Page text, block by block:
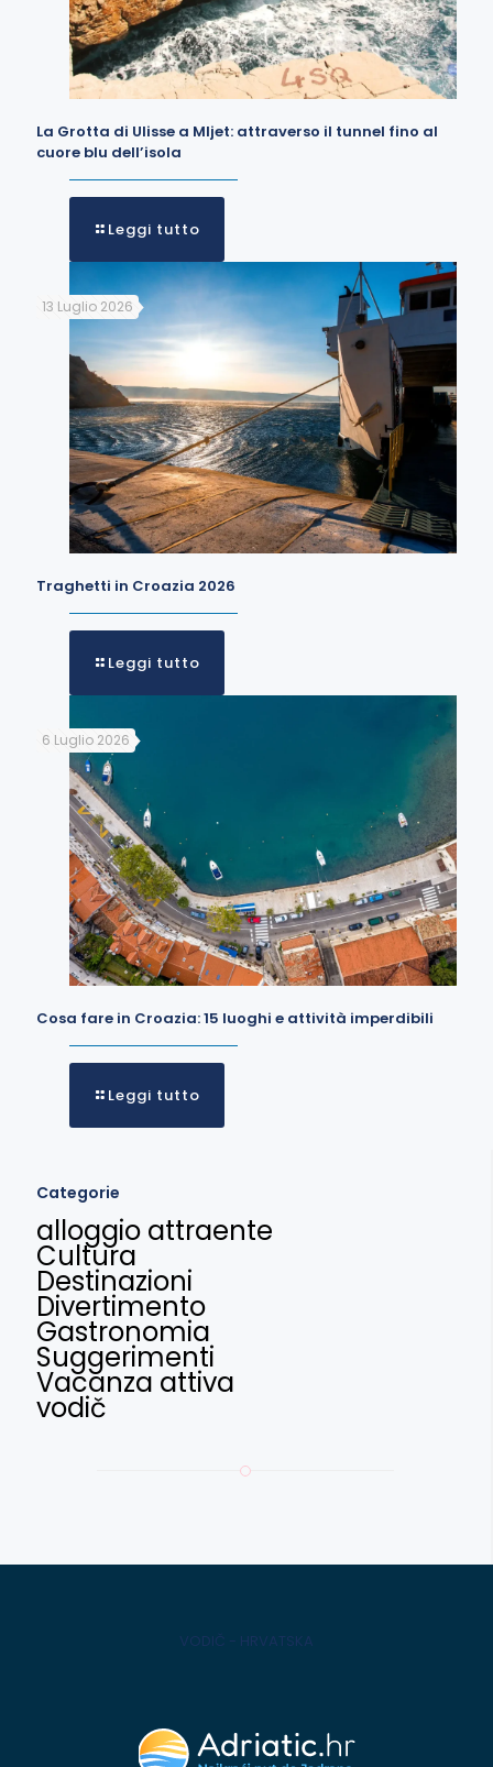
La Grotta di Ulisse a Mljet: attraverso il tunnel fino al
cuore blu dell’isola
Leggi tutto
13 Luglio 2026
Traghetti in Croazia 2026
Leggi tutto
6 Luglio 2026
Cosa fare in Croazia: 15 luoghi e attività imperdibili
Leggi tutto
Categorie
alloggio attraente
Cultura
Destinazioni
Divertimento
Gastronomia
Suggerimenti
Vacanza attiva
vodič
VODIČ - HRVATSKA